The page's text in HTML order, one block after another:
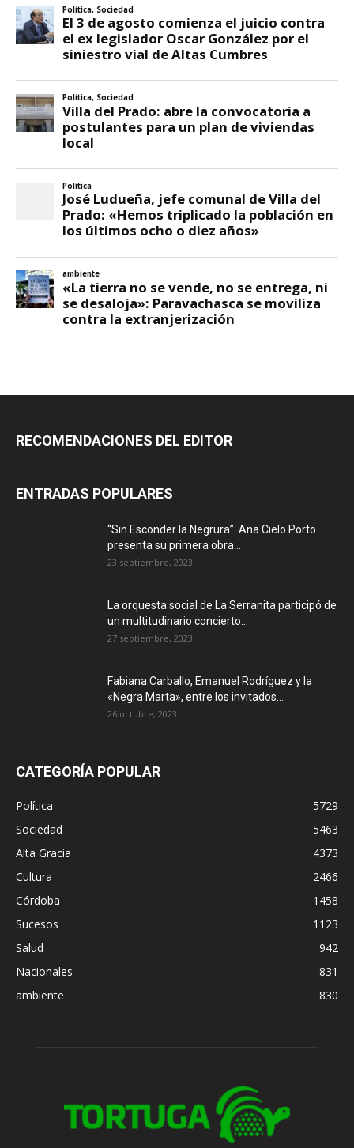
RECOMENDACIONES DEL EDITOR
ENTRADAS POPULARES
“Sin Esconder la Negrura”: Ana Cielo Porto
presenta su primera obra...
23 septiembre, 2023
La orquesta social de La Serranita participó de
un multitudinario concierto...
27 septiembre, 2023
Fabiana Carballo, Emanuel Rodríguez y la
«Negra Marta», entre los invitados...
26 octubre, 2023
CATEGORÍA POPULAR
Política
5729
Sociedad
5463
Alta Gracia
4373
Cultura
2466
Córdoba
1458
Sucesos
1123
Salud
942
Nacionales
831
ambiente
830